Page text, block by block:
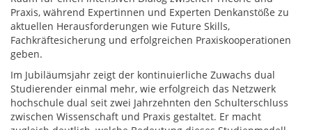
Praxis, während Expertinnen und Experten Denkanstöße zu
aktuellen Herausforderungen wie Future Skills,
Fachkräftesicherung und erfolgreichen Praxiskooperationen
geben.
Im Jubiläumsjahr zeigt der kontinuierliche Zuwachs dual
Studierender einmal mehr, wie erfolgreich das Netzwerk
hochschule dual seit zwei Jahrzehnten den Schulterschluss
zwischen Wissenschaft und Praxis gestaltet. Er macht